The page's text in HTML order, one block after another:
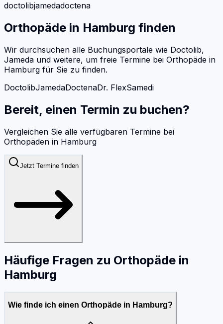
doctolibjamedadoctena
Orthopäde in Hamburg finden
Wir durchsuchen alle Buchungsportale wie Doctolib,
Jameda und weitere, um freie Termine bei Orthopäde in
Hamburg für Sie zu finden.
DoctolibJamedaDoctenaDr. FlexSamedi
Bereit, einen Termin zu buchen?
Vergleichen Sie alle verfügbaren Termine bei
Orthopäden in Hamburg
Jetzt Termine finden
Häufige Fragen zu Orthopäde in
Hamburg
Wie finde ich einen Orthopäde in Hamburg?